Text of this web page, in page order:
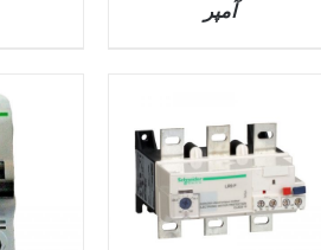
آمپر